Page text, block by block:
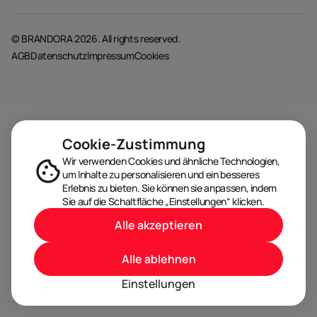
© BRANDORA 2026. All rights reserved.
AGBDatenschutzImpressumCookies
Cookie-Zustimmung
Wir verwenden Cookies und ähnliche Technologien,
um Inhalte zu personalisieren und ein besseres
Erlebnis zu bieten. Sie können sie anpassen, indem
Sie auf die Schaltfläche „Einstellungen“ klicken.
Einstellungen
Alle ablehnen
Alle akzeptieren